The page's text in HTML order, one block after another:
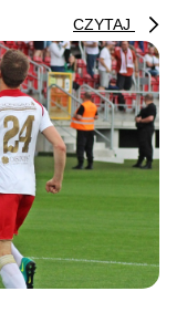
CZYTAJ